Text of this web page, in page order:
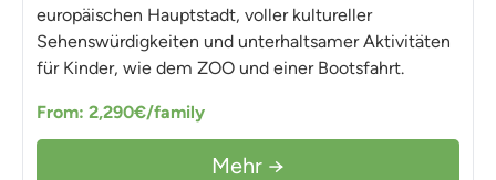
europäischen Hauptstadt, voller kultureller
Sehenswürdigkeiten und unterhaltsamer Aktivitäten
für Kinder, wie dem ZOO und einer Bootsfahrt.
From: 2,290€/family
Mehr →